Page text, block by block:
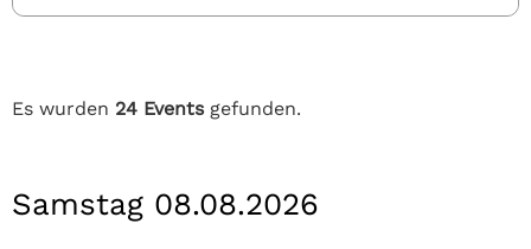
Es wurden 24 Eventsgefunden.
Samstag 08.08.2026